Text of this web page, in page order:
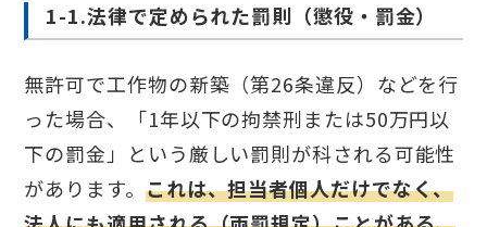
1-1.法律で定められた罰則（懲役・罰金）
無許可で工作物の新築（第26条違反）などを行
った場合、「1年以下の拘禁刑または50万円以
下の罰金」という厳しい罰則が科される可能性
があります。 これは、担当者個人だけでなく、